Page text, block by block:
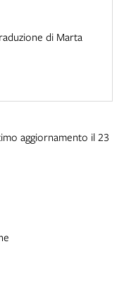
di Marta
aggiornamento il 23